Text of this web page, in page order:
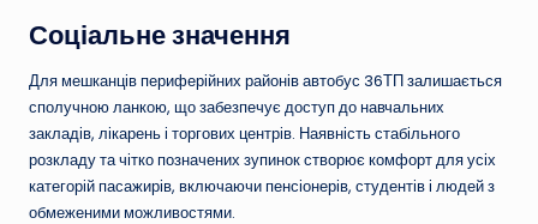
Соціальне значення
Для мешканців периферійних районів автобус 36ТП залишається
сполучною ланкою, що забезпечує доступ до навчальних
закладів, лікарень і торгових центрів. Наявність стабільного
розкладу та чітко позначених зупинок створює комфорт для усіх
категорій пасажирів, включаючи пенсіонерів, студентів і людей з
обмеженими можливостями.